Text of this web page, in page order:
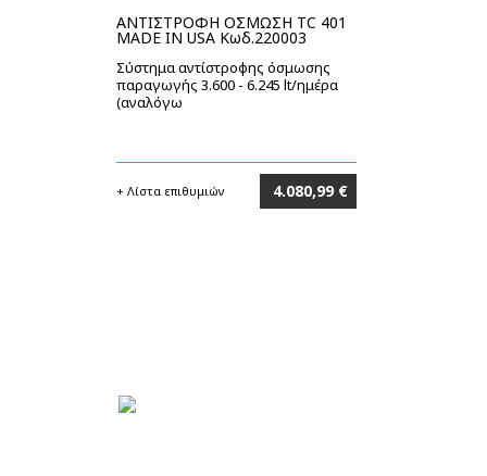
ΑΝΤΙΣΤΡΟΦΗ ΟΣΜΩΣΗ TC 401
MADE IN USA Κωδ.220003
Σύστημα αντίστροφης όσμωσης
παραγωγής 3.600 - 6.245 lt/ημέρα
(αναλόγω
+ Λίστα επιθυμιών 4.080,99 €